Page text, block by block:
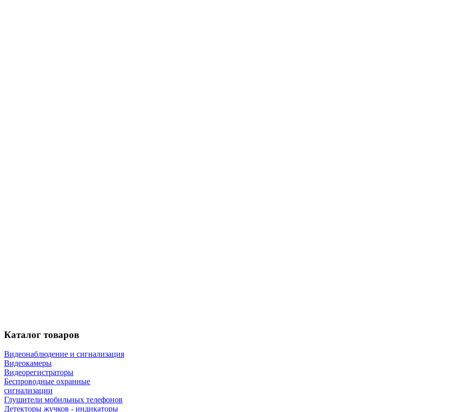
Каталог товаров
Видеонаблюдение и сигнализация
Видеокамеры
Видеорегистраторы
Беспроводные охранные
сигнализации
Глушители мобильных телефонов
Детекторы жучков - индикаторы